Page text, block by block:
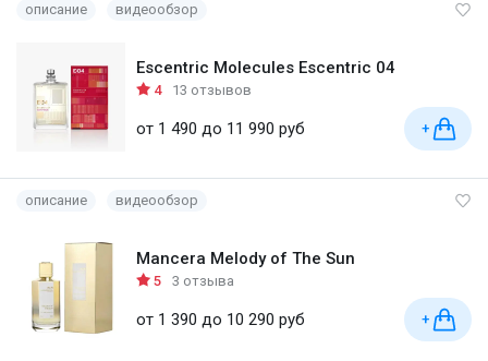
описание видеообзор
Escentric Molecules Escentric 04
4 13 отзывов
от 1 490 до 11 990 руб +
описание видеообзор
Mancera Melody of The Sun
5 3 отзыва
от 1 390 до 10 290 руб +